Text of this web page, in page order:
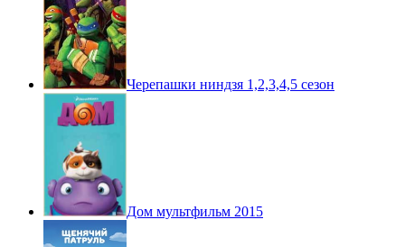
Черепашки ниндзя 1,2,3,4,5 сезон
Дом мультфильм 2015